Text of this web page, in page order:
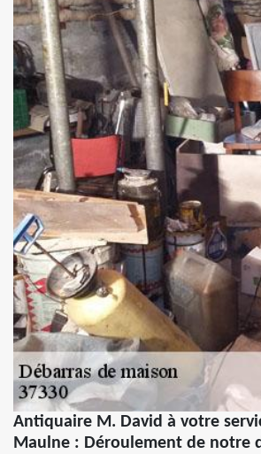
Antiquaire M. David à votre
Maulne : Déroulement de notre